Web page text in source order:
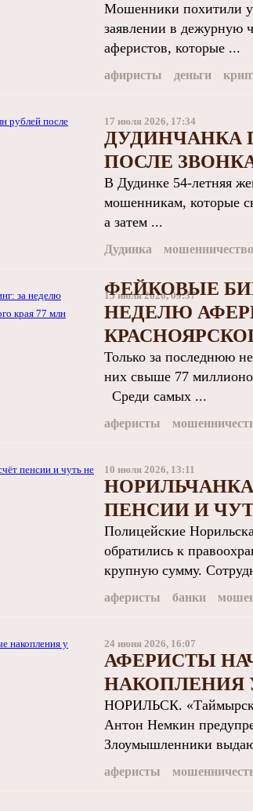
Мошенники похитили
заявлении в дежурную
аферистов, которые ...
афиристы деньги
17 июля 2026, 17:34
ДУДИНЧАНКА
ПОСЛЕ
В Дудинке 54-летняя
мошенникам, которые
а затем ...
Дудинка мошенничество
15 июля 2026, 09:37
ФЕЙКОВЫЕ
НЕДЕЛЮ
Только за последнюю
них свыше 77
Среди самых ...
аферисты
10 июля 2026, 13:11
ПЕНСИИ И
Полицейские
обратились к
крупную сумму.
аферисты банки
24 июня 2026, 16:07
АФЕРИСТЫ
НАКОПЛЕНИЯ
НОРИЛЬСК.
Антон Немкин
Злоумышленники
аферисты